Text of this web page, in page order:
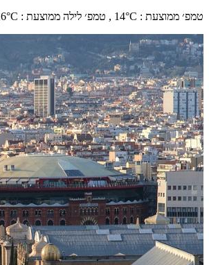
טמפ׳ ממוצעת :
14°C , טמפ׳ לילה ממוצעת :
6°C,